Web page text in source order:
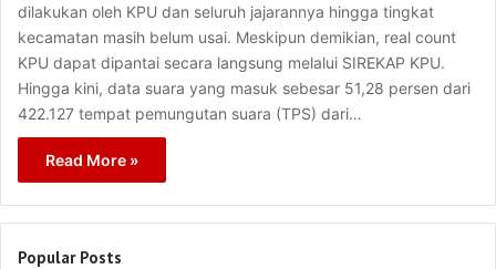
dilakukan oleh KPU dan seluruh jajarannya hingga tingkat
kecamatan masih belum usai. Meskipun demikian, real count
KPU dapat dipantai secara langsung melalui SIREKAP KPU.
Hingga kini, data suara yang masuk sebesar 51,28 persen dari
422.127 tempat pemungutan suara (TPS) dari…
Read More »
Popular Posts